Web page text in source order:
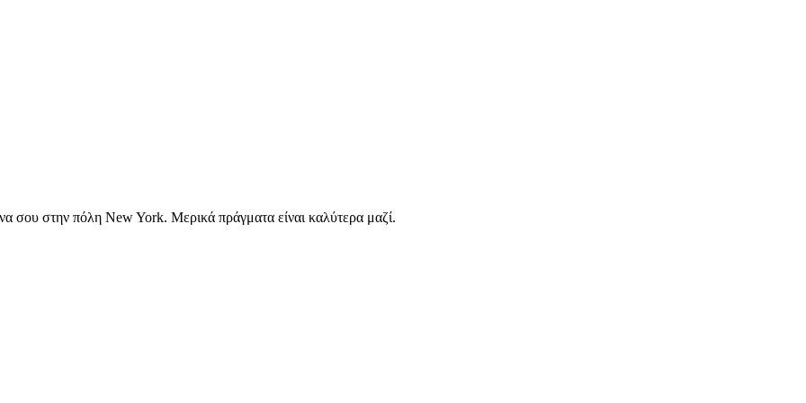
στην πόλη New York. Μερικά πράγματα είναι καλύτερα μαζί.